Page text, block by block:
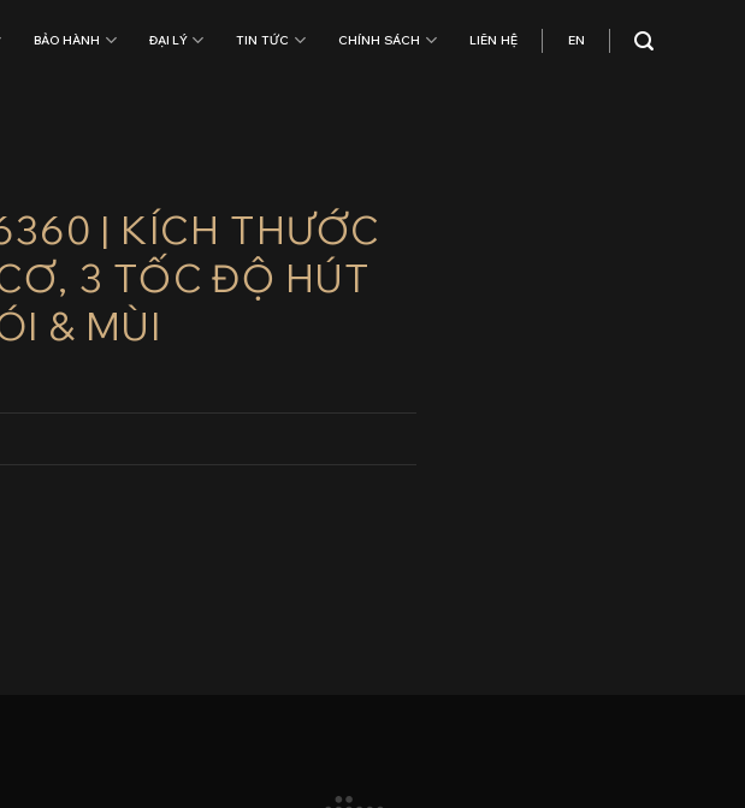
BẢO HÀNH ĐẠI LÝ TIN TỨC CHÍNH SÁCH LIÊN HỆ EN
| KÍCH THƯỚC
3 TỐC ĐỘ HÚT
& MÙI